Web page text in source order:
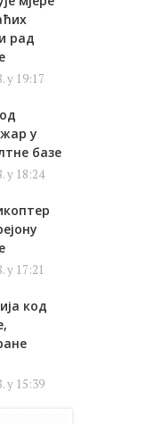
рад
у 19:17
у
базе
у 18:24
у 17:21
код
у 15:39